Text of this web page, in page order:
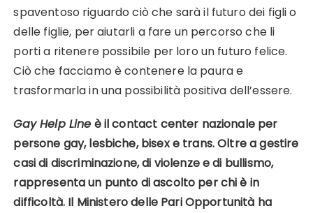
spaventoso riguardo ciò che sarà il futuro dei figli o
delle figlie, per aiutarli a fare un percorso che li
porti a ritenere possibile per loro un futuro felice.
Ciò che facciamo è contenere la paura e
trasformarla in una possibilità positiva dell’essere.
Gay Help Line è il contact center nazionale per
persone gay, lesbiche, bisex e trans. Oltre a gestire
casi di discriminazione, di violenze e di bullismo,
rappresenta un punto di ascolto per chi è in
difficoltà. Il Ministero delle Pari Opportunità ha